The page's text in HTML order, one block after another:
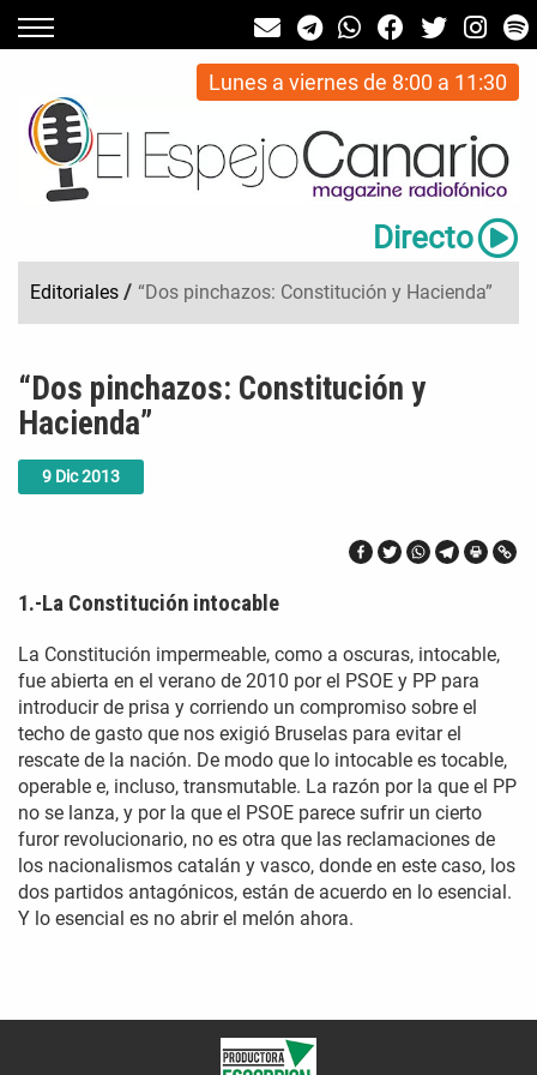
Lunes a viernes de 8:00 a 11:30
Directo
Editoriales / “Dos pinchazos: Constitución y Hacienda”
9 Dic2013
“Dos pinchazos: Constitución y
Hacienda”
1.-La Constitución intocable
La Constitución impermeable, como a oscuras, intocable,
fue abierta en el verano de 2010 por el PSOE y PP para
introducir de prisa y corriendo un compromiso sobre el
techo de gasto que nos exigió Bruselas para evitar el
rescate de la nación. De modo que lo intocable es tocable,
operable e, incluso, transmutable. La razón por la que el PP
no se lanza, y por la que el PSOE parece sufrir un cierto
furor revolucionario, no es otra que las reclamaciones de
los nacionalismos catalán y vasco, donde en este caso, los
dos partidos antagónicos, están de acuerdo en lo esencial.
Y lo esencial es no abrir el melón ahora.